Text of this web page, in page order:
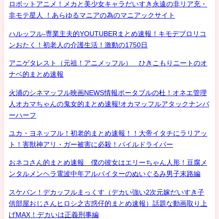
ロボットアニメ！メカと美少女キャラだいすき永遠の非リア充・
非モテ星人 ！あらゆるマニアの為のマニアックサイト
ハルッフル-専業主夫的YOUTUBERまとめ速報！キモデブロリコ
ンおたく！初老人の介護生活！激動の1750日
アニゲタレスト（元祖！アニメッフル） ひきこもりニートのオ
ナベ的まとめ速報
火浦のシネマッフル映画NEWS情報ポータブルの杜！オネエ管理
人オカマちゃんの鬼女的まとめ速報!オカマッフルアタックナンバ
ーハーフ
ユカ・ヨネッフル！初老的まとめ速報！！大帝イタチにラリアッ
ト！害獣神アリ・ガー被害に必殺！パイルドライバー
おネコさん的まとめ速報 僕の彼女はエリーちゃん人形！豆腐メ
ンタルメンヘラ電波中年アルバイターのぬいぐるみ男子末路編
スケバン！デカッフルまっくす（デカい強い2次元嫁だいすき子
供部屋おじさんヒロシ之古惑仔的まとめ速報）話題な動画取り上
げMAX！デカいは正義刑事編